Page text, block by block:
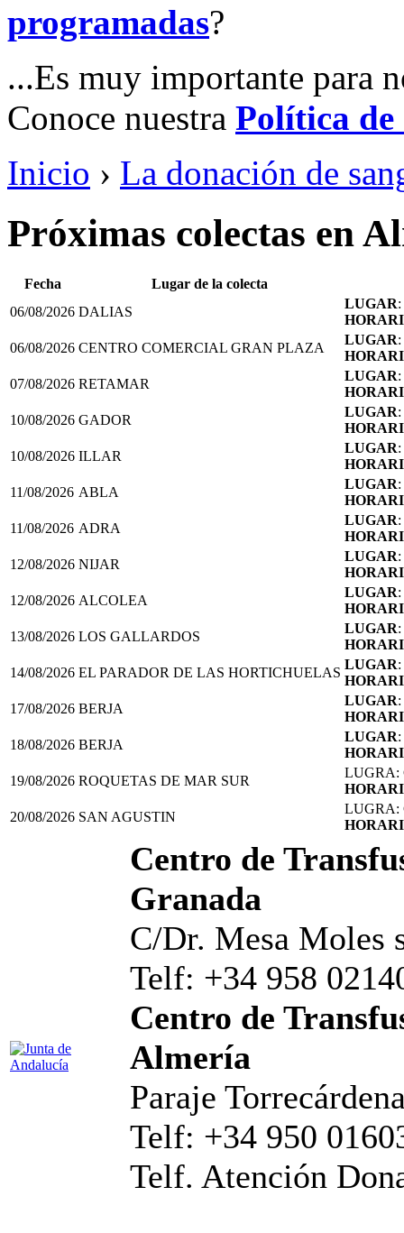
programadas?
...Es muy importante para
Conoce nuestra Política
Inicio › La donación de
Próximas colectas en
Fecha
Lugar de la colecta
06/08/2026 DALIAS
LUGAR
06/08/2026 CENTRO COMERCIAL GRAN PLAZA
LUGAR
07/08/2026 RETAMAR
LUGAR
10/08/2026 GADOR
LUGAR
10/08/2026 ILLAR
LUGAR
11/08/2026 ABLA
LUGAR
11/08/2026 ADRA
LUGAR
12/08/2026 NIJAR
LUGAR
12/08/2026 ALCOLEA
LUGAR
13/08/2026 LOS GALLARDOS
LUGAR
14/08/2026 EL PARADOR DE LAS HORTICHUELAS
LUGAR
17/08/2026 BERJA
LUGAR
18/08/2026 BERJA
LUGAR
19/08/2026 ROQUETAS DE MAR SUR
LUGRA:
20/08/2026 SAN AGUSTIN
LUGRA:
Centro de
Granada
C/Dr. Mesa Moles
Telf: +34 958
Centro de
Almería
Paraje
Telf: +34 950
Telf. Atención